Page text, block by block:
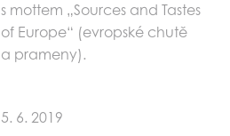
s mottem „Sources and Tastes
of Europe“ (evropské chutě
a prameny).
5. 6. 2019